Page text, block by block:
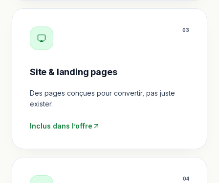
03
Site & landing pages
Des pages conçues pour convertir, pas juste
exister.
Inclus dans l’offre
04